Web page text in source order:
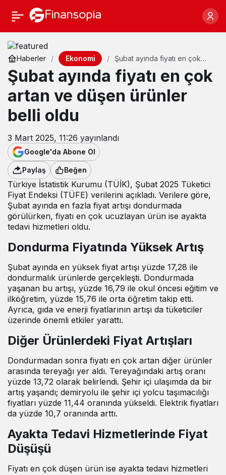
Haberler Ekonomi
Şubat ayında fiyatı en çok
oldu
Şubat ayında fiyatı en çok
artan ve düşen ürünler
belli oldu
3 Mart 2025, 11:26 yayınlandı
Google'da Abone Ol
Paylaş Beğen
Türkiye İstatistik Kurumu (TÜİK), Şubat 2025 Tüketici
Fiyat Endeksi (TÜFE) verilerini açıkladı. Verilere göre,
Şubat ayında en fazla fiyat artışı dondurmada
görülürken, fiyatı en çok ucuzlayan ürün ise ayakta
tedavi hizmetleri oldu.
Dondurma Fiyatında Yüksek Artış
Şubat ayında en yüksek fiyat artışı yüzde 17,28 ile
dondurmalık ürünlerde gerçekleşti. Dondurmada
yaşanan bu artışı, yüzde 16,79 ile okul öncesi eğitim ve
ilköğretim, yüzde 15,76 ile orta öğretim takip etti.
Ayrıca, gıda ve enerji fiyatlarının artışı da tüketiciler
üzerinde önemli etkiler yarattı.
Diğer Ürünlerdeki Fiyat Artışları
Dondurmadan sonra fiyatı en çok artan diğer ürünler
arasında tereyağı yer aldı. Tereyağındaki artış oranı
yüzde 13,72 olarak belirlendi. Şehir içi ulaşımda da bir
artış yaşandı; demiryolu ile şehir içi yolcu taşımacılığı
fiyatları yüzde 11,44 oranında yükseldi. Elektrik fiyatları
da yüzde 10,7 oranında arttı.
Ayakta Tedavi Hizmetlerinde Fiyat
Düşüşü
Fiyatı en çok düşen ürün ise ayakta tedavi hizmetleri